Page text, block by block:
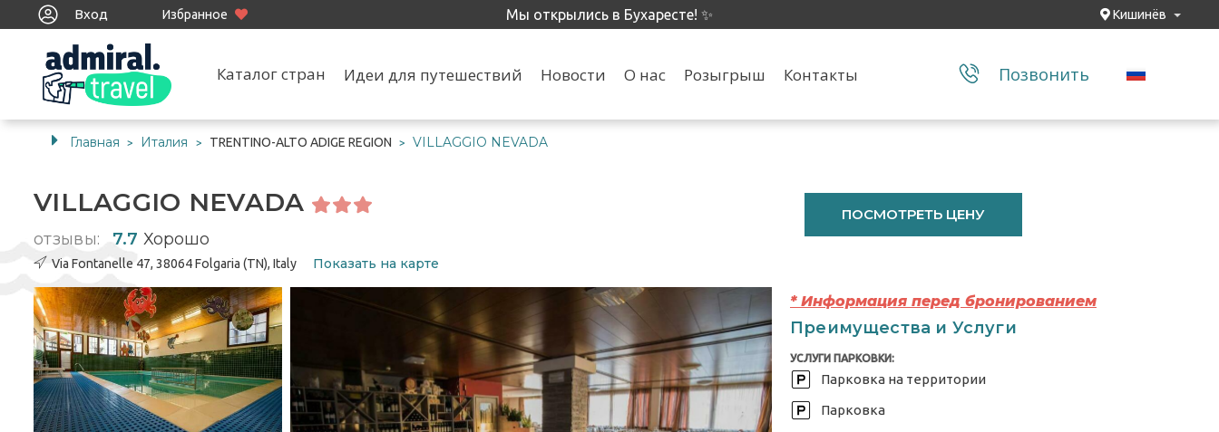
Мы открылись в Бухаресте! ✨
Вход Избранное Кишинёв
Каталог стран Идеи для путешествий Новости О нас Розыгрыш Контакты Позвонить
Главная > Италия > TRENTINO-ALTO ADIGE REGION > VILLAGGIO NEVADA
VILLAGGIO NEVADA
отзывы: 7.7 Хорошо
Via Fontanelle 47, 38064 Folgaria (TN), Italy Показать на карте
ПОСМОТРЕТЬ ЦЕНУ
* Информация перед бронированием
Преимущества и Услуги
УСЛУГИ ПАРКОВКИ:
Парковка на территории
Парковка